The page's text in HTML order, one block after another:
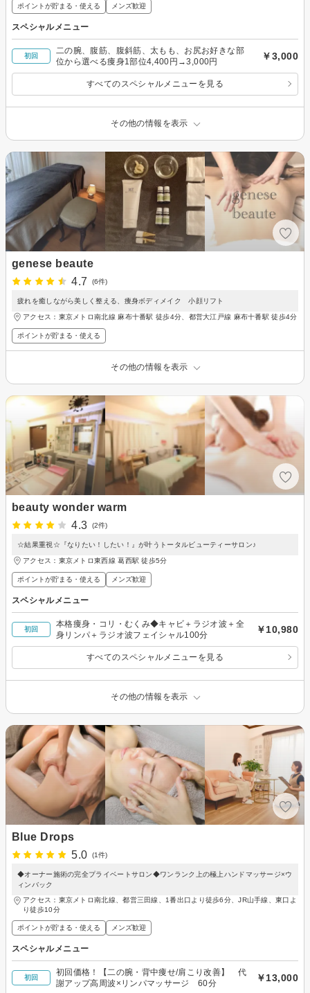
ポイントが貯まる・使える メンズ歓迎
スペシャルメニュー
初回
二の腕、腹筋、腹斜筋、太もも、お尻お好きな部
位から選べる痩身1部位4,400円→3,000円
￥3,000
すべてのスペシャルメニューを見る
その他の情報を表示
genese beaute
4.7
(6件)
疲れを癒しながら美しく整える、痩身ボディメイク 小顔リフト
アクセス：東京メトロ南北線 麻布十番駅 徒歩4分、都営大江戸線 麻布十番駅 徒歩4分
ポイントが貯まる・使える
その他の情報を表示
beauty wonder warm
4.3
(2件)
☆結果重視☆『なりたい！したい！』が叶うトータルビューティーサロン♪
アクセス：東京メトロ東西線 葛西駅 徒歩5分
ポイントが貯まる・使える メンズ歓迎
スペシャルメニュー
初回
本格痩身・コリ・むくみ◆キャビ＋ラジオ波＋全
身リンパ＋ラジオ波フェイシャル100分
￥10,980
すべてのスペシャルメニューを見る
その他の情報を表示
Blue Drops
5.0
(1件)
◆オーナー施術の完全プライベートサロン◆ワンランク上の極上ハンドマッサージ×ウ
ィンバック
アクセス：東京メトロ南北線、都営三田線、1番出口より徒歩6分、JR山手線、東口よ
り徒歩10分
ポイントが貯まる・使える メンズ歓迎
スペシャルメニュー
初回
初回価格！【二の腕・背中痩せ/肩こり改善】 代
謝アップ高周波×リンパマッサージ 60分
￥13,000